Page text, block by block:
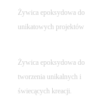
Żywica epoksydowa do
unikatowych projektów
Żywica epoksydowa do
tworzenia unikalnych i
świecących kreacji.